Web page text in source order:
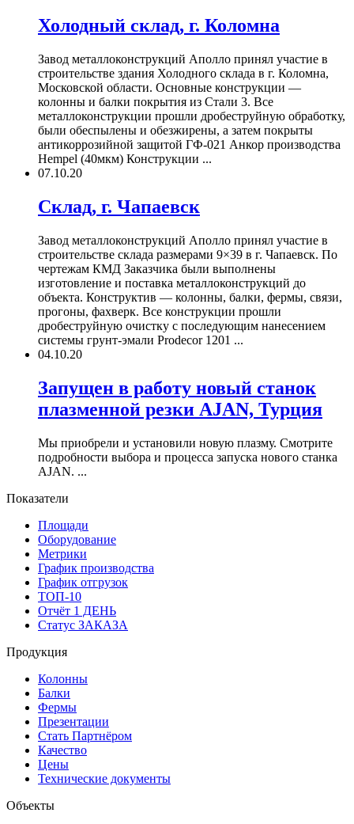
Холодный склад, г. Коломна
Завод металлоконструкций Аполло принял участие в
строительстве здания Холодного склада в г. Коломна,
Московской области. Основные конструкции —
колонны и балки покрытия из Стали 3. Все
металлоконструкции прошли дробеструйную обработку,
были обеспылены и обезжирены, а затем покрыты
антикоррозийной защитой ГФ-021 Анкор производства
Hempel (40мкм) Конструкции ...
07.10.20
Склад, г. Чапаевск
Завод металлоконструкций Аполло принял участие в
строительстве склада размерами 9×39 в г. Чапаевск. По
чертежам КМД Заказчика были выполнены
изготовление и поставка металлоконструкций до
объекта. Конструктив — колонны, балки, фермы, связи,
прогоны, фахверк. Все конструкции прошли
дробеструйную очистку с последующим нанесением
системы грунт-эмали Prodecor 1201 ...
04.10.20
Запущен в работу новый станок
плазменной резки AJAN, Турция
Мы приобрели и установили новую плазму. Смотрите
подробности выбора и процесса запуска нового станка
AJAN. ...
Показатели
Площади
Оборудование
Метрики
График производства
График отгрузок
ТОП-10
Отчёт 1 ДЕНЬ
Статус ЗАКАЗА
Продукция
Колонны
Балки
Фермы
Презентации
Стать Партнёром
Качество
Цены
Технические документы
Объекты